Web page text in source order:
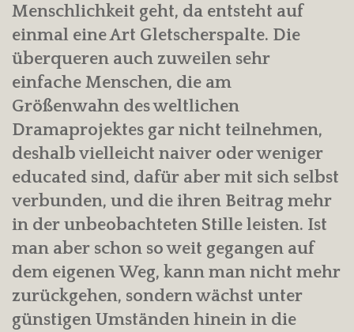
Menschlichkeit geht, da entsteht auf
einmal eine Art Gletscherspalte. Die
überqueren auch zuweilen sehr
einfache Menschen, die am
Größenwahn des weltlichen
Dramaprojektes gar nicht teilnehmen,
deshalb vielleicht naiver oder weniger
educated sind, dafür aber mit sich selbst
verbunden, und die ihren Beitrag mehr
in der unbeobachteten Stille leisten. Ist
man aber schon so weit gegangen auf
dem eigenen Weg, kann man nicht mehr
zurückgehen, sondern wächst unter
günstigen Umständen hinein in die